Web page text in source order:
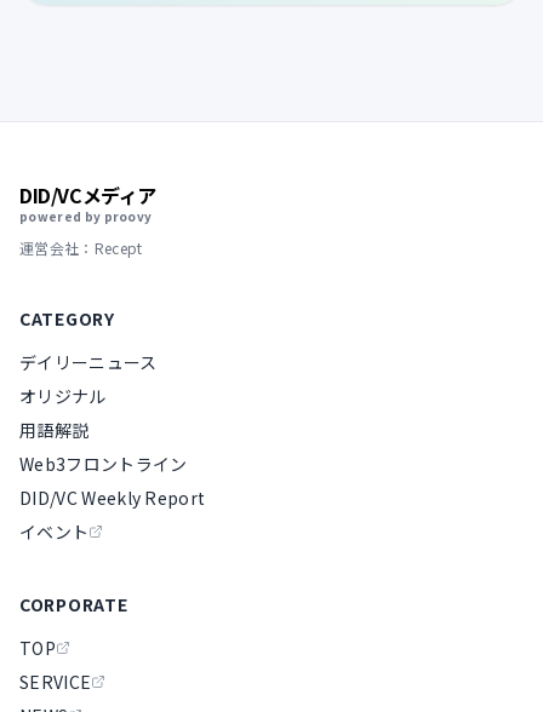
DID/VCメディア
powered by proovy
運営会社：Recept
CATEGORY
デイリーニュース
オリジナル
用語解説
Web3フロントライン
DID/VC Weekly Report
イベント
CORPORATE
TOP
SERVICE